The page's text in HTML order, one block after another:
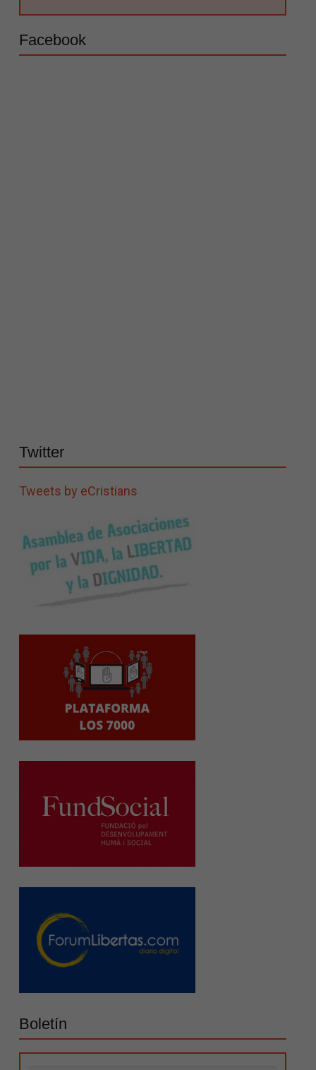
Facebook
Twitter
Tweets by eCristians
Boletín